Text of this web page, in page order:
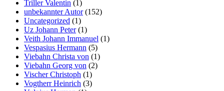
Triller Valentin (1)
unbekannter Autor(152)
Uncategorized (1)
Uz Johann Peter(1)
Veith Johann Immanuel (1)
Vespasius Hermann (5)
Viebahn Christa von (1)
Viebahn Georg von (2)
Vischer Christoph (1)
Vogtherr Heinrich (3)